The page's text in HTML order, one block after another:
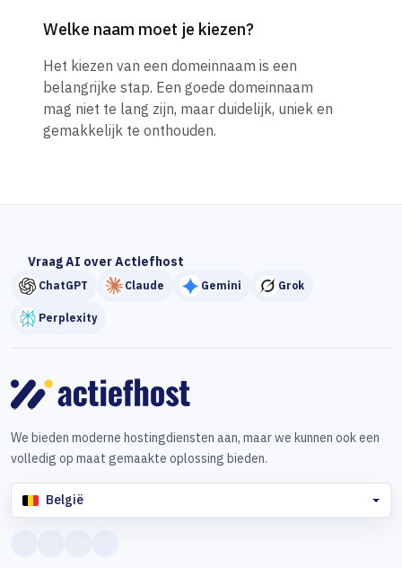
Welke naam moet je kiezen?
Het kiezen van een domeinnaam is een
belangrijke stap. Een goede domeinnaam
mag niet te lang zijn, maar duidelijk, uniek en
gemakkelijk te onthouden.
Vraag AI over Actiefhost
ChatGPT Claude Gemini Grok
Perplexity
We bieden moderne hostingdiensten aan, maar we kunnen ook een
volledig op maat gemaakte oplossing bieden.
België